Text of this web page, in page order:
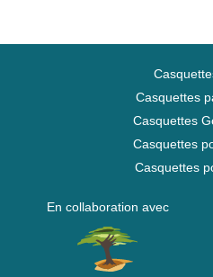
Casquettes
Casquettes
Casquettes
Casquettes
En collaboration avec